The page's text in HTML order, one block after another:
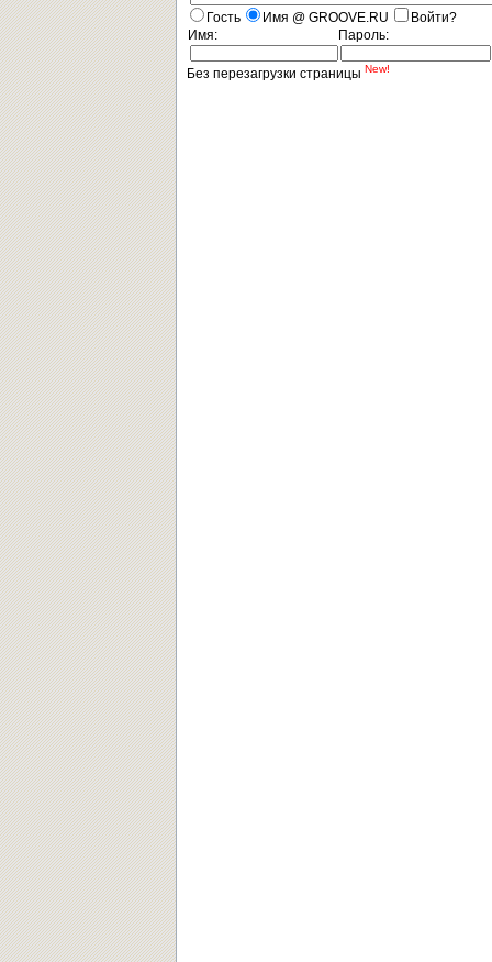
Гость Имя @ GROOVE.RU
Войти?
Имя:
Пароль:
Без перезагрузки страницы New!